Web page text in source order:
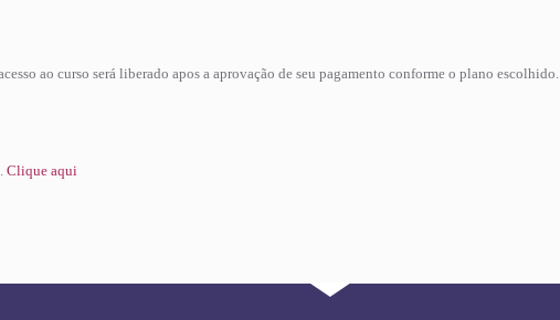
ao curso será liberado apos a aprovação de seu pagamento conforme o plano escolhido.
Clique aqui